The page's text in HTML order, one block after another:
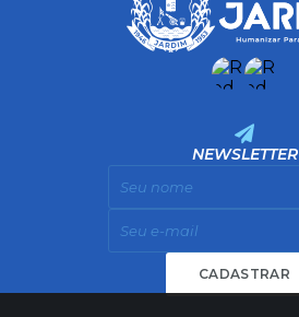
NEWSLETTER
CADASTRAR